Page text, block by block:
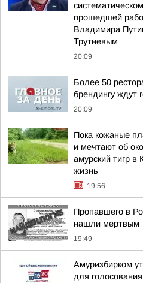
прошедшей
Владимира
Трутневым
20:09
Более 50
брендингу ждут
20:09
Пока кожаные
и мечтают об
амурский тигр
жизнь
19:56
Пропавшего в
нашли мертвым
19:49
Амуризбирком
для